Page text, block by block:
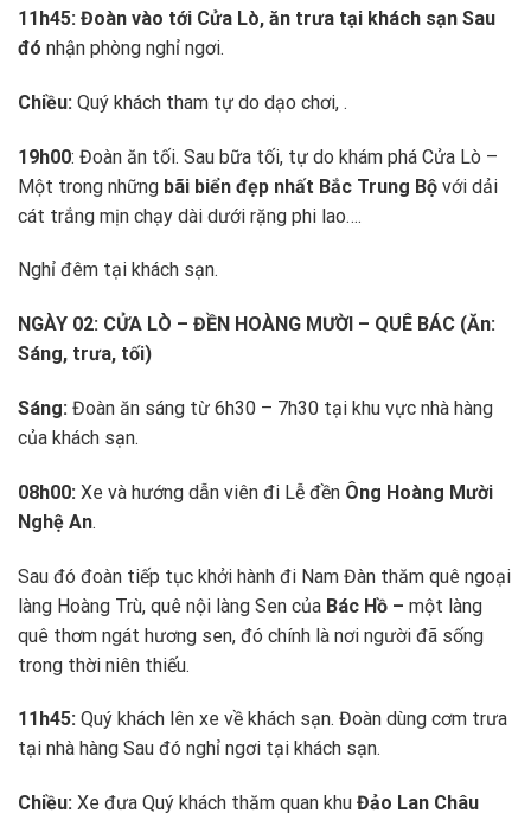
11h45: Đoàn vào tới Cửa Lò, ăn trưa tại khách sạn Sau
đó nhận phòng nghỉ ngơi.
Chiều: Quý khách tham tự do dạo chơi, .
19h00: Đoàn ăn tối. Sau bữa tối, tự do khám phá Cửa Lò –
Một trong những bãi biển đẹp nhất Bắc Trung Bộ với dải
cát trắng mịn chạy dài dưới rặng phi lao….
Nghỉ đêm tại khách sạn.
NGÀY 02: CỬA LÒ – ĐỀN HOÀNG MƯỜI – QUÊ BÁC (Ăn:
Sáng, trưa, tối)
Sáng: Đoàn ăn sáng từ 6h30 – 7h30 tại khu vực nhà hàng
của khách sạn.
08h00: Xe và hướng dẫn viên đi Lễ đền Ông Hoàng Mười
Nghệ An.
Sau đó đoàn tiếp tục khởi hành đi Nam Đàn thăm quê ngoại
làng Hoàng Trù, quê nội làng Sen của Bác Hồ – một làng
quê thơm ngát hương sen, đó chính là nơi người đã sống
trong thời niên thiếu.
11h45: Quý khách lên xe về khách sạn. Đoàn dùng cơm trưa
tại nhà hàng Sau đó nghỉ ngơi tại khách sạn.
Chiều: Xe đưa Quý khách thăm quan khu Đảo Lan Châu